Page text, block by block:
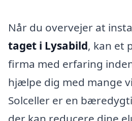
Når du overvejer at
taget i Lysabild, kan et
firma med erfaring
hjælpe dig med mange
Solceller er en